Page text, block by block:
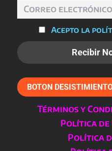
Acepto la
BOTON
Términos y
Política de
Política